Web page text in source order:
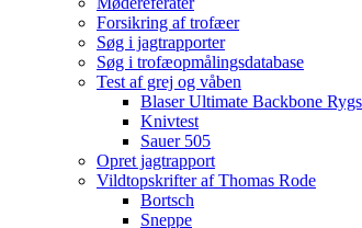
Forsikring af trofæer
Søg i jagtrapporter
Søg i trofæopmålingsdatabase
Test af grej og våben
Blaser Ultimate Backbone
Knivtest
Sauer 505
Opret jagtrapport
Vildtopskrifter af Thomas Rode
Bortsch
Sneppe